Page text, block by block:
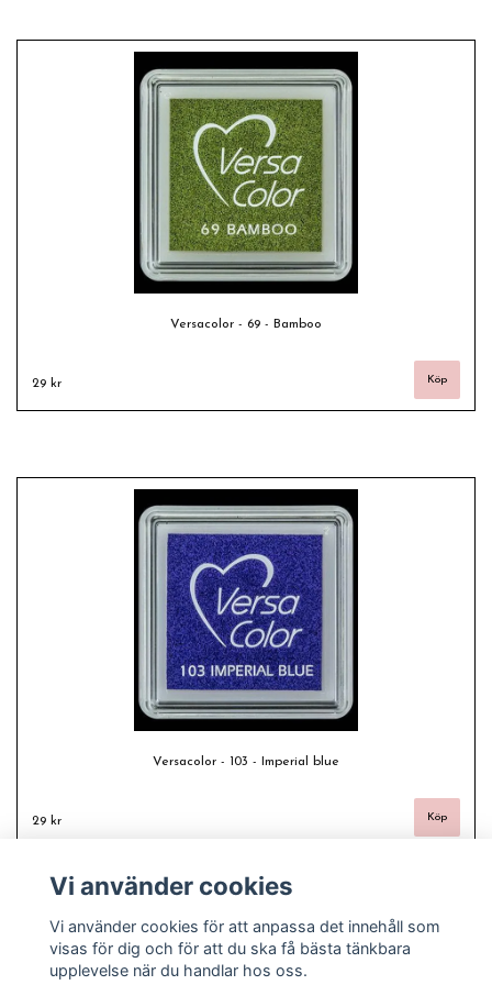
Versacolor - 69 - Bamboo
29 kr
Versacolor - 103 - Imperial blue
29 kr
Vi använder cookies
Vi använder cookies för att anpassa det innehåll som
visas för dig och för att du ska få bästa tänkbara
upplevelse när du handlar hos oss.